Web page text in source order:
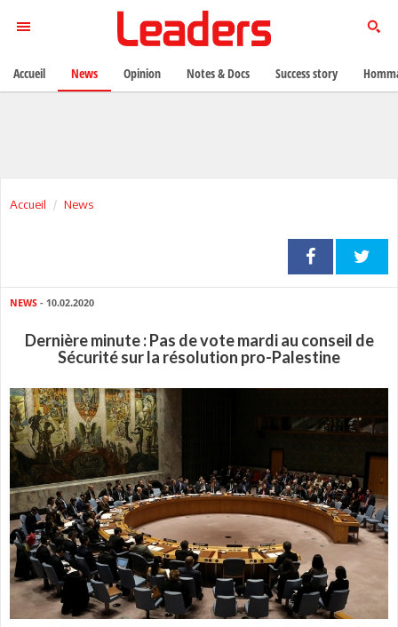
Accueil News
NEWS - 10.02.2020
Dernière minute : Pas de vote mardi au conseil de
Sécurité sur la résolution pro-Palestine
Accueil News Opinion Notes & Docs Success story